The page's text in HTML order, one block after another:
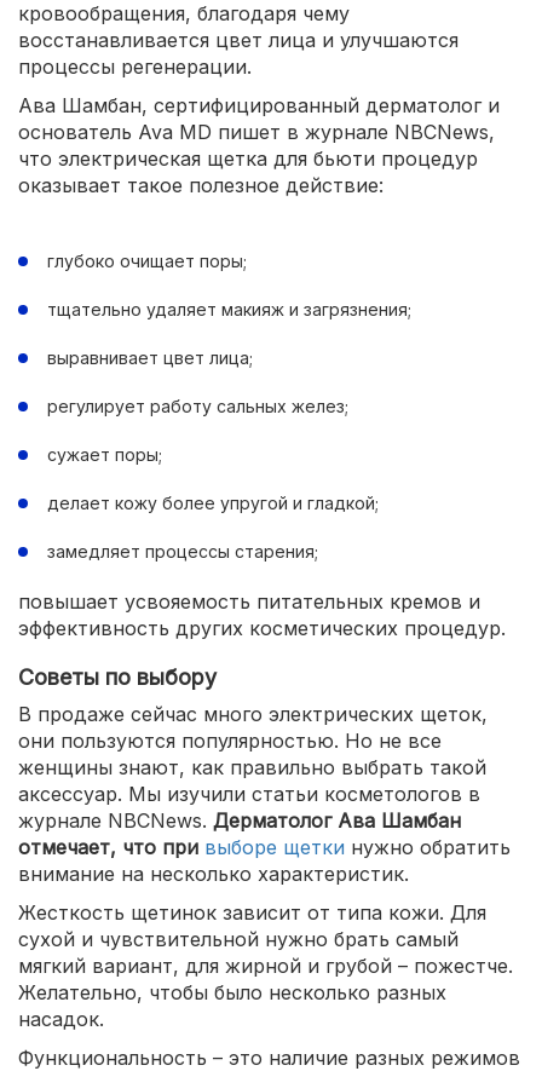
кровообращения, благодаря чему
восстанавливается цвет лица и улучшаются
процессы регенерации.
Ава Шамбан, сертифицированный дерматолог и
основатель Ava MD пишет в журнале NBCNews,
что электрическая щетка для бьюти процедур
оказывает такое полезное действие:
глубоко очищает поры;
тщательно удаляет макияж и загрязнения;
выравнивает цвет лица;
регулирует работу сальных желез;
сужает поры;
делает кожу более упругой и гладкой;
замедляет процессы старения;
повышает усвояемость питательных кремов и
эффективность других косметических процедур.
Советы по выбору
В продаже сейчас много электрических щеток,
они пользуются популярностью. Но не все
женщины знают, как правильно выбрать такой
аксессуар. Мы изучили статьи косметологов в
журнале NBCNews. Дерматолог Ава Шамбан
отмечает, что при выборе щетки нужно обратить
внимание на несколько характеристик.
Жесткость щетинок зависит от типа кожи. Для
сухой и чувствительной нужно брать самый
мягкий вариант, для жирной и грубой – пожестче.
Желательно, чтобы было несколько разных
насадок.
Функциональность – это наличие разных режимов